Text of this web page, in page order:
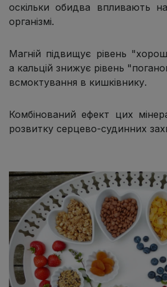
оскільки обидва впливають
організмі.
Магній підвищує рівень
а кальцій знижує рівень
всмоктування в кишківнику.
Комбінований ефект цих
розвитку серцево-судинних